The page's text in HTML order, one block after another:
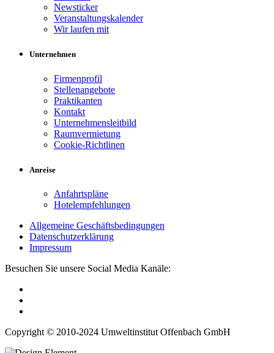
Newsticker
Veranstaltungskalender
Wir laufen mit
Unternehmen
Firmenprofil
Stellenangebote
Praktikanten
Kontakt
Unternehmensleitbild
Raumvermietung
Cookie-Richtlinen
Anreise
Anfahrtspläne
Hotelempfehlungen
Allgemeine Geschäftsbedingungen
Datenschutzerklärung
Impressum
Besuchen Sie unsere Social Media Kanäle:
Copyright © 2010-2024 Umweltinstitut Offenbach GmbH